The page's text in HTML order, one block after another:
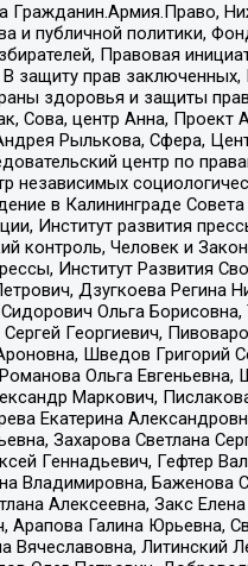
Гражданин.Армия.Право,
и публичной политики,
Правовая
защиту прав
здоровья и защиты
Сова, центр Анна,
Рылькова, Сфера,
центр по
независимых
в Калининграде
Институт развития
контроль, Человек и
Институт Развития
Дзугкоева Регина
Ольга Борисовна,
Георгиевич,
Шведов Григорий
Ольга
Маркович,
Екатерина
Захарова Светлана
Геннадьевич, Гефтер
Владимировна, Баженова
Алексеевна, Закс
Арапова Галина Юрьевна,
Вячеславовна,